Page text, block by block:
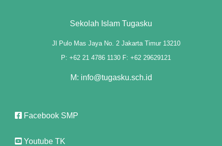
Sekolah Islam Tugasku
Jl Pulo Mas Jaya No. 2 Jakarta Timur 13210
P: +62 21 4786 1130 F: +62 29629121
M: info@tugasku.sch.id
Facebook SMP
Youtube TK